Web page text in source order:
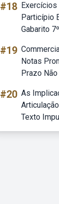
#18 Exercícios
Particípio
Gabarito
#19
Notas
Prazo
#20 As
Texto